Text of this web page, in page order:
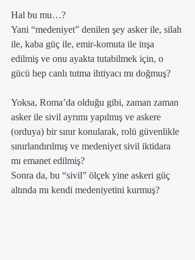
Hal bu mu…?
Yani “medeniyet” denilen şey asker ile, silah
ile, kaba güç ile, emir-komuta ile inşa
edilmiş ve onu ayakta tutabilmek için, o
gücü hep canlı tutma ihtiyacı mı doğmuş?
Yoksa, Roma’da olduğu gibi, zaman zaman
asker ile sivil ayrımı yapılmış ve askere
(orduya) bir sınır konularak, rolü güvenlikle
sınırlandırılmış ve medeniyet sivil iktidara
mı emanet edilmiş?
Sonra da, bu “sivil” ölçek yine askeri güç
altında mı kendi medeniyetini kurmuş?